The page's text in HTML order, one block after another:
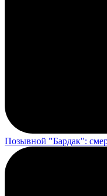
Позывной "Бардак":